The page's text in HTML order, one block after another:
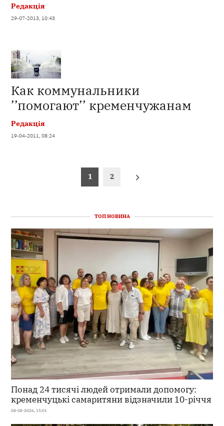
Редакція
29-07-2013, 10:43
Как коммунальники
’’помогают’’ кременчужанам
Редакція
19-04-2011, 08:24
1 2
ТОП НОВИНА
Понад 24 тисячі людей отримали допомогу:
кременчуцькі самаритяни відзначили 10-річчя
08-08-2026, 15:01